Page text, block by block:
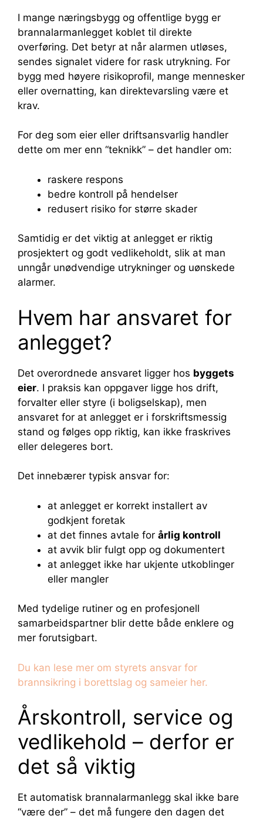
I mange næringsbygg og offentlige bygg er
brannalarmanlegget koblet til direkte
overføring. Det betyr at når alarmen utløses,
sendes signalet videre for rask utrykning. For
bygg med høyere risikoprofil, mange mennesker
eller overnatting, kan direktevarsling være et
krav.
For deg som eier eller driftsansvarlig handler
dette om mer enn “teknikk” – det handler om:
raskere respons
bedre kontroll på hendelser
redusert risiko for større skader
Samtidig er det viktig at anlegget er riktig
prosjektert og godt vedlikeholdt, slik at man
unngår unødvendige utrykninger og uønskede
alarmer.
Hvem har ansvaret for
anlegget?
Det overordnede ansvaret ligger hos byggets
eier. I praksis kan oppgaver ligge hos drift,
forvalter eller styre (i boligselskap), men
ansvaret for at anlegget er i forskriftsmessig
stand og følges opp riktig, kan ikke fraskrives
eller delegeres bort.
Det innebærer typisk ansvar for:
at anlegget er korrekt installert av
godkjent foretak
at det finnes avtale for årlig kontroll
at avvik blir fulgt opp og dokumentert
at anlegget ikke har ukjente utkoblinger
eller mangler
Med tydelige rutiner og en profesjonell
samarbeidspartner blir dette både enklere og
mer forutsigbart.
Du kan lese mer om styrets ansvar for
brannsikring i borettslag og sameier her.
Årskontroll, service og
vedlikehold – derfor er
det så viktig
Et automatisk brannalarmanlegg skal ikke bare
“være der” – det må fungere den dagen det